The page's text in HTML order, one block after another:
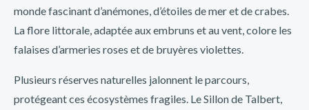
monde fascinant d’anémones, d’étoiles de mer et de crabes.
La flore littorale, adaptée aux embruns et au vent, colore les
falaises d’armeries roses et de bruyères violettes.
Plusieurs réserves naturelles jalonnent le parcours,
protégeant ces écosystèmes fragiles. Le Sillon de Talbert,